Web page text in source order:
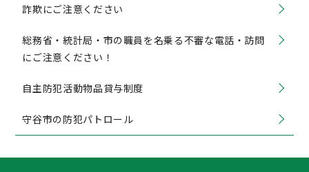
詐欺にご注意ください
総務省・統計局・市の職員を名乗る不審な電話・訪問
にご注意ください！
自主防犯活動物品貸与制度
守谷市の防犯パトロール